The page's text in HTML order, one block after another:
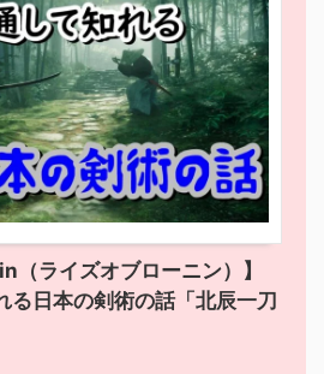
（ライズオブローニン）】
る日本の剣術の話「北辰一刀